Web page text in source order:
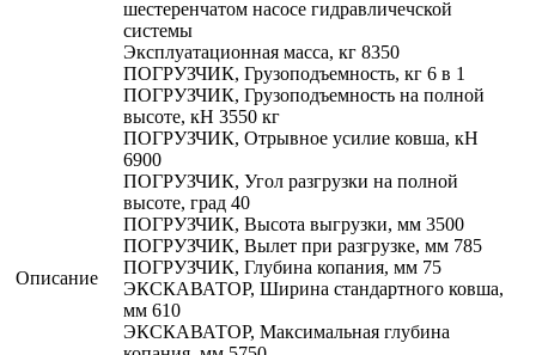
Описание
шестеренчатом насосе гидравличечской
системы
Эксплуатационная масса, кг 8350
ПОГРУЗЧИК, Грузоподъемность, кг 6 в 1
ПОГРУЗЧИК, Грузоподъемность на полной
высоте, кН 3550 кг
ПОГРУЗЧИК, Отрывное усилие ковша, кН
6900
ПОГРУЗЧИК, Угол разгрузки на полной
высоте, град 40
ПОГРУЗЧИК, Высота выгрузки, мм 3500
ПОГРУЗЧИК, Вылет при разгрузке, мм 785
ПОГРУЗЧИК, Глубина копания, мм 75
ЭКСКАВАТОР, Ширина стандартного ковша,
мм 610
ЭКСКАВАТОР, Максимальная глубина